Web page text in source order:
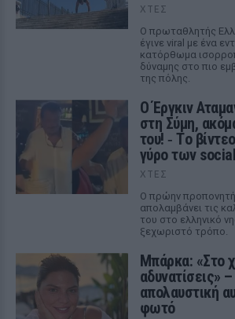
ΧΤΕΣ
Ο πρωταθλητής
έγινε viral με ένα
κατόρθωμα
δύναμης στο πιο
της πόλης.
Ο Έργκιν
στη Σύμη,
του! ‑ Tο
γύρο των social
ΧΤΕΣ
Ο πρώην
απολαμβάνει τις
του στο ελληνικό
ξεχωριστό τρόπο.
Μπάρκα: «Στο
αδυνατίσεις»
απολαυστική
φωτό